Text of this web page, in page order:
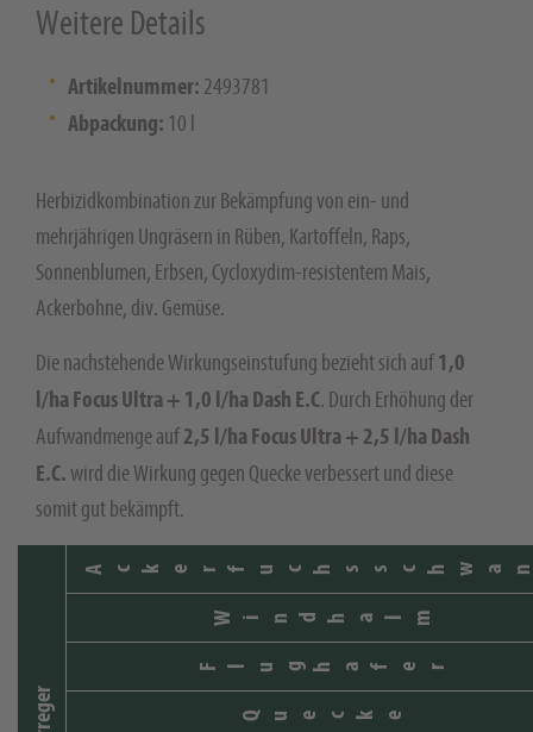
Weitere Details
Artikelnummer: 2493781
Abpackung: 10 l
Herbizidkombination zur Bekämpfung von ein- und
mehrjährigen Ungräsern in Rüben, Kartoffeln, Raps,
Sonnenblumen, Erbsen, Cycloxydim-resistentem Mais,
Ackerbohne, div. Gemüse.
Die nachstehende Wirkungseinstufung bezieht sich auf1,0
l/ha Focus Ultra + 1,0 l/ha Dash E.C. Durch Erhöhung der
Aufwandmenge auf2,5 l/ha Focus Ultra + 2,5 l/ha Dash
E.C.wird die Wirkung gegen Quecke verbessert und diese
somit gut bekämpft.
Quecke
Flughafer
Windhalm